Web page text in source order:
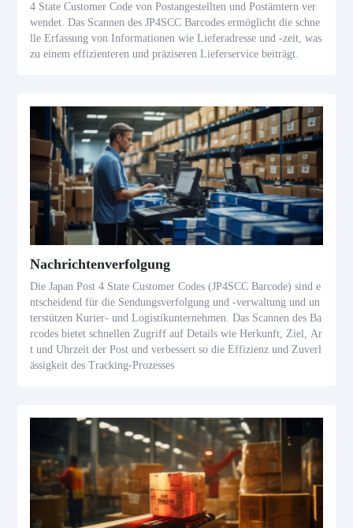
4 State Customer Code von Postangestellten und Postämtern ver
wendet. Das Scannen des JP4SCC Barcodes ermöglicht die schne
lle Erfassung von Informationen wie Lieferadresse und -zeit, was
zu einem effizienteren und präziseren Lieferservice beiträgt.
Nachrichtenverfolgung
Die Japan Post 4 State Customer Codes (JP4SCC Barcode) sind e
ntscheidend für die Sendungsverfolgung und -verwaltung und un
terstützen Kurier- und Logistikunternehmen. Das Scannen des Ba
rcodes bietet schnellen Zugriff auf Details wie Herkunft, Ziel, Ar
t und Uhrzeit der Post und verbessert so die Effizienz und Zuverl
ässigkeit des Tracking-Prozesses